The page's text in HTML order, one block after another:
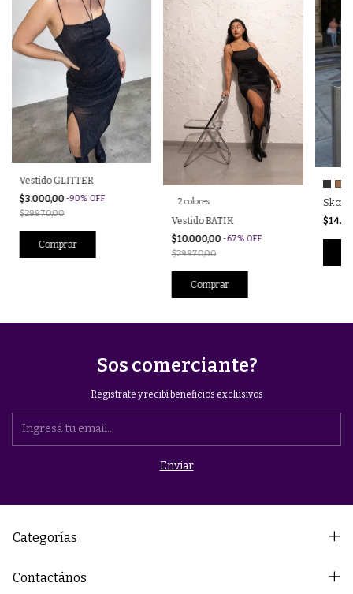
Vestido GLITTER
$3.000,00 -90% OFF
$29.970,00
Comprar
2 colores
Vestido BATIK
$10.000,00 -67% OFF
$29.970,00
Comprar
Skort
Sos comerciante?
Registrate y recibí beneficios exclusivos
Categorías
Contactános